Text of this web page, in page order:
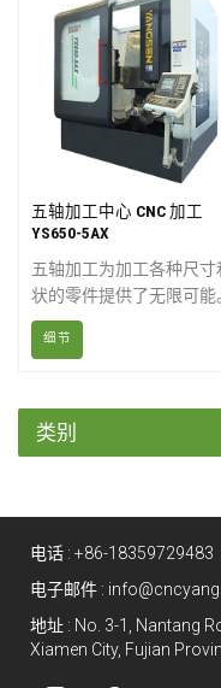
五轴加工中心 CNC 加工
YS650-5AX
五轴加工为加工各种尺寸
状的零件提供了无限可能
“五轴”指的是刀具可以移
方向数。在五轴加工中心
轴旋转，从而从任意方向
工件。换句话说，一次装
细节
类别
电话 : +86-18359729483
电子邮件 :
地址 : No. 3-1, Nantang
Xiamen City, Fujian